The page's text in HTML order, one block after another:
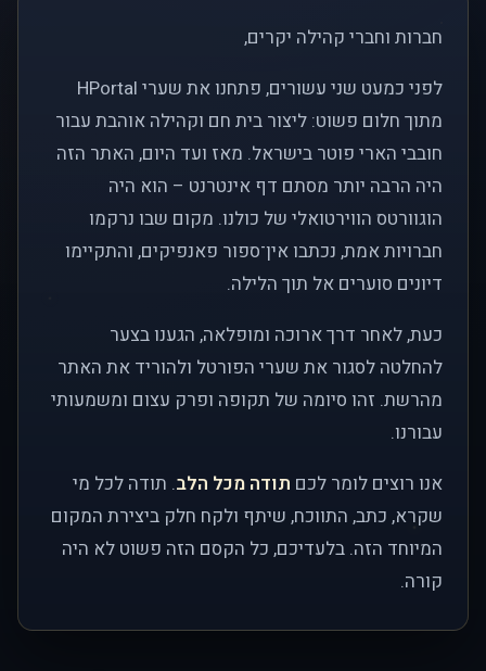
חברות וחברי קהילה יקרים,
לפני כמעט שני עשורים, פתחנו את שערי HPortal
מתוך חלום פשוט: ליצור בית חם וקהילה אוהבת עבור
חובבי הארי פוטר בישראל. מאז ועד היום, האתר הזה
היה הרבה יותר מסתם דף אינטרנט – הוא היה
הוגוורטס הווירטואלי של כולנו. מקום שבו נרקמו
חברויות אמת, נכתבו אין־ספור פאנפיקים, והתקיימו
דיונים סוערים אל תוך הלילה.
כעת, לאחר דרך ארוכה ומופלאה, הגענו בצער
להחלטה לסגור את שערי הפורטל ולהוריד את האתר
מהרשת. זהו סיומה של תקופה ופרק עצום ומשמעותי
עבורנו.
אנו רוצים לומר לכם תודה מכל הלב. תודה לכל מי
שקרא, כתב, התווכח, שיתף ולקח חלק ביצירת המקום
המיוחד הזה. בלעדיכם, כל הקסם הזה פשוט לא היה
קורה.